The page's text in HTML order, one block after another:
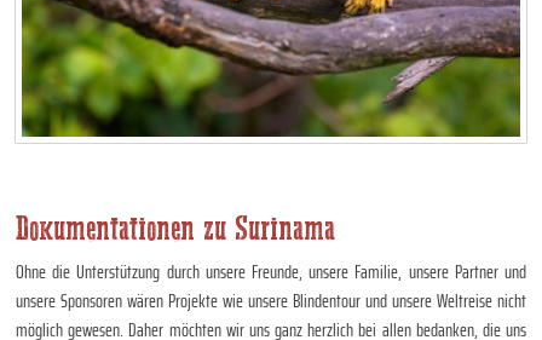
Dokumentationen zu Surinama
Ohne die Unterstützung durch unsere Freunde, unsere Familie, unsere Partner und
unsere Sponsoren wären Projekte wie unsere Blindentour und unsere Weltreise nicht
möglich gewesen. Daher möchten wir uns ganz herzlich bei allen bedanken, die uns